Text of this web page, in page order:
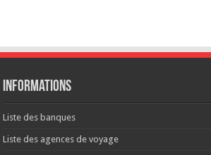
Informations
Liste des banques
Liste des agences de voyage